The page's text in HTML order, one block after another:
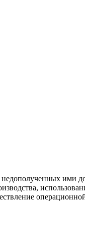
ими